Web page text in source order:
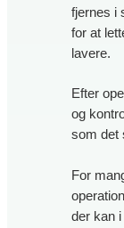
fjernes i
for at
lavere.
Efter
og
som det
For
der kan